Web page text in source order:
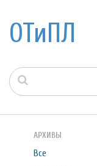
ОТиПЛ
АРХИВЫ
Все